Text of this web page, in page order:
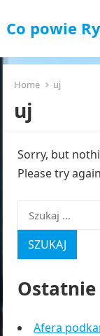
Co powie
Home uj
uj
Sorry, but
Please try
Szukaj:
Afera